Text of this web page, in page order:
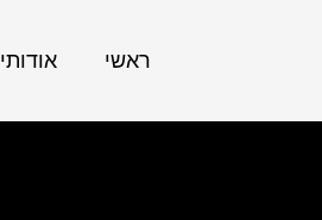
ראשי אודותי